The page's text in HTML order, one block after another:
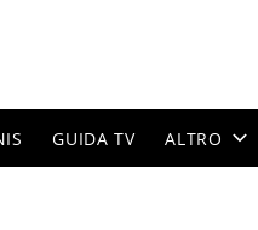
GUIDA TV ALTRO